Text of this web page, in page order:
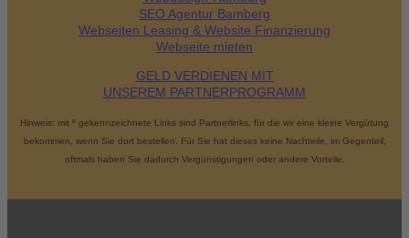
SEO Agentur Bamberg
Webseiten Leasing & Website Finanzierung
Webseite mieten
GELD VERDIENEN MIT
UNSEREM PARTNERPROGRAMM
Hinweis: mit º gekennzeichnete Links sind Partnerlinks, für die wir eine kleine Vergütung
bekommen, wenn Sie dort bestellen. Für Sie hat dieses keine Nachteile, im Gegenteil,
oftmals haben Sie dadurch Vergünstigungen oder andere Vorteile.